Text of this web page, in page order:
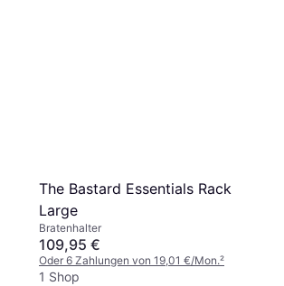
The Bastard Essentials Rack
Large
Bratenhalter
109,95 €
Oder 6 Zahlungen von 19,01 €/Mon.²
1 Shop